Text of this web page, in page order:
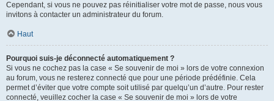
Cependant, si vous ne pouvez pas réinitialiser votre mot de passe, nous vous
invitons à contacter un administrateur du forum.
Haut
Pourquoi suis-je déconnecté automatiquement ?
Si vous ne cochez pas la case « Se souvenir de moi » lors de votre connexion
au forum, vous ne resterez connecté que pour une période prédéfinie. Cela
permet d’éviter que votre compte soit utilisé par quelqu’un d’autre. Pour rester
connecté, veuillez cocher la case « Se souvenir de moi » lors de votre